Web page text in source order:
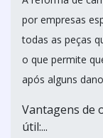
por empresas
todas as peças
o que permite
após alguns
Vantagens de
útil:...